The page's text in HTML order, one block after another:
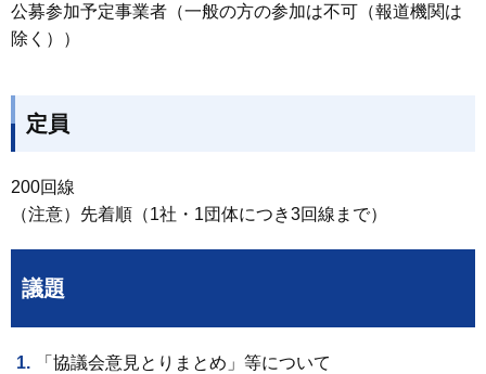
公募参加予定事業者（一般の方の参加は不可（報道機関は
除く））
定員
200回線
（注意）先着順（1社・1団体につき3回線まで）
議題
「協議会意見とりまとめ」等について